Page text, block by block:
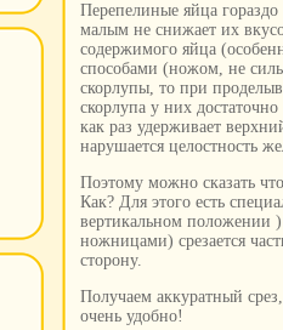
Перепелиные яйца
малым не снижает их
содержимого яйца
способами (ножом, не
скорлупы, то при
скорлупа у них
как раз удерживает
нарушается целостность
Поэтому можно сказать
Как? Для этого есть
вертикальном положении
ножницами) срезается
сторону.
Получаем аккуратный
очень удобно!